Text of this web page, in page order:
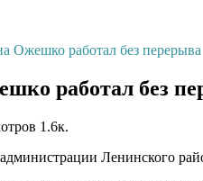
Ожешко работал без перерыва
работал без
1.6к.
Ленинского